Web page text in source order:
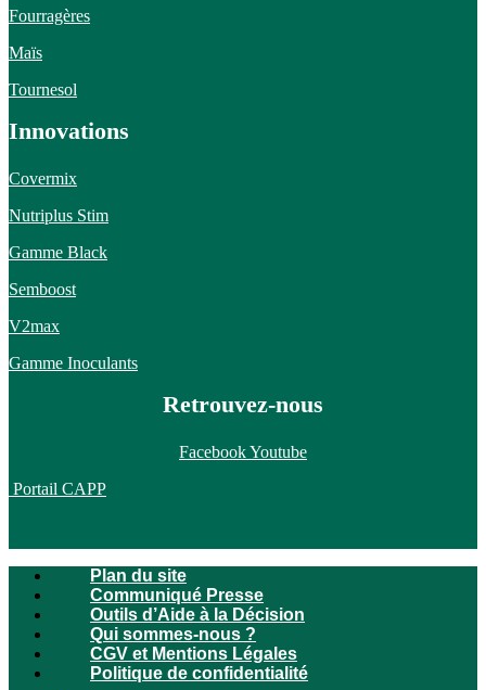
Fourragères
Maïs
Tournesol
Innovations
Covermix
Nutriplus Stim
Gamme Black
Semboost
V2max
Gamme Inoculants
Retrouvez-nous
FacebookYoutube
Portail CAPP
Plan du site
Communiqué Presse
Outils d’Aide à la Décision
Qui sommes-nous ?
CGV et Mentions Légales
Politique de confidentialité